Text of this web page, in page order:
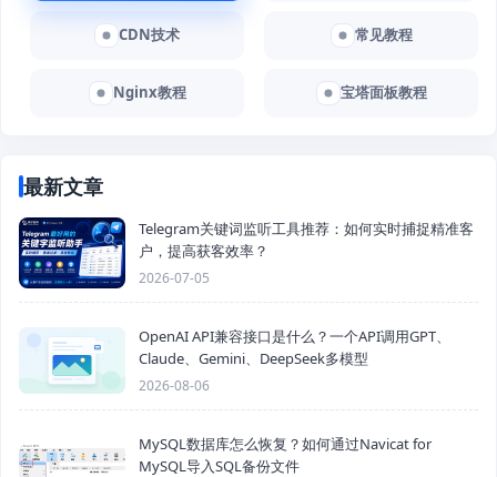
CDN技术 常见教程
Nginx教程 宝塔面板教程
最新文章
Telegram关键词监听工具推荐：如何实时捕捉精准客
户，提高获客效率？
2026-07-05
OpenAI API兼容接口是什么？一个API调用GPT、
Claude、Gemini、DeepSeek多模型
2026-08-06
MySQL数据库怎么恢复？如何通过Navicat for
MySQL导入SQL备份文件